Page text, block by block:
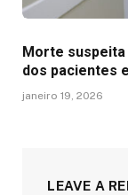
Morte
dos pacientes
janeiro 19, 2026
LEAVE A